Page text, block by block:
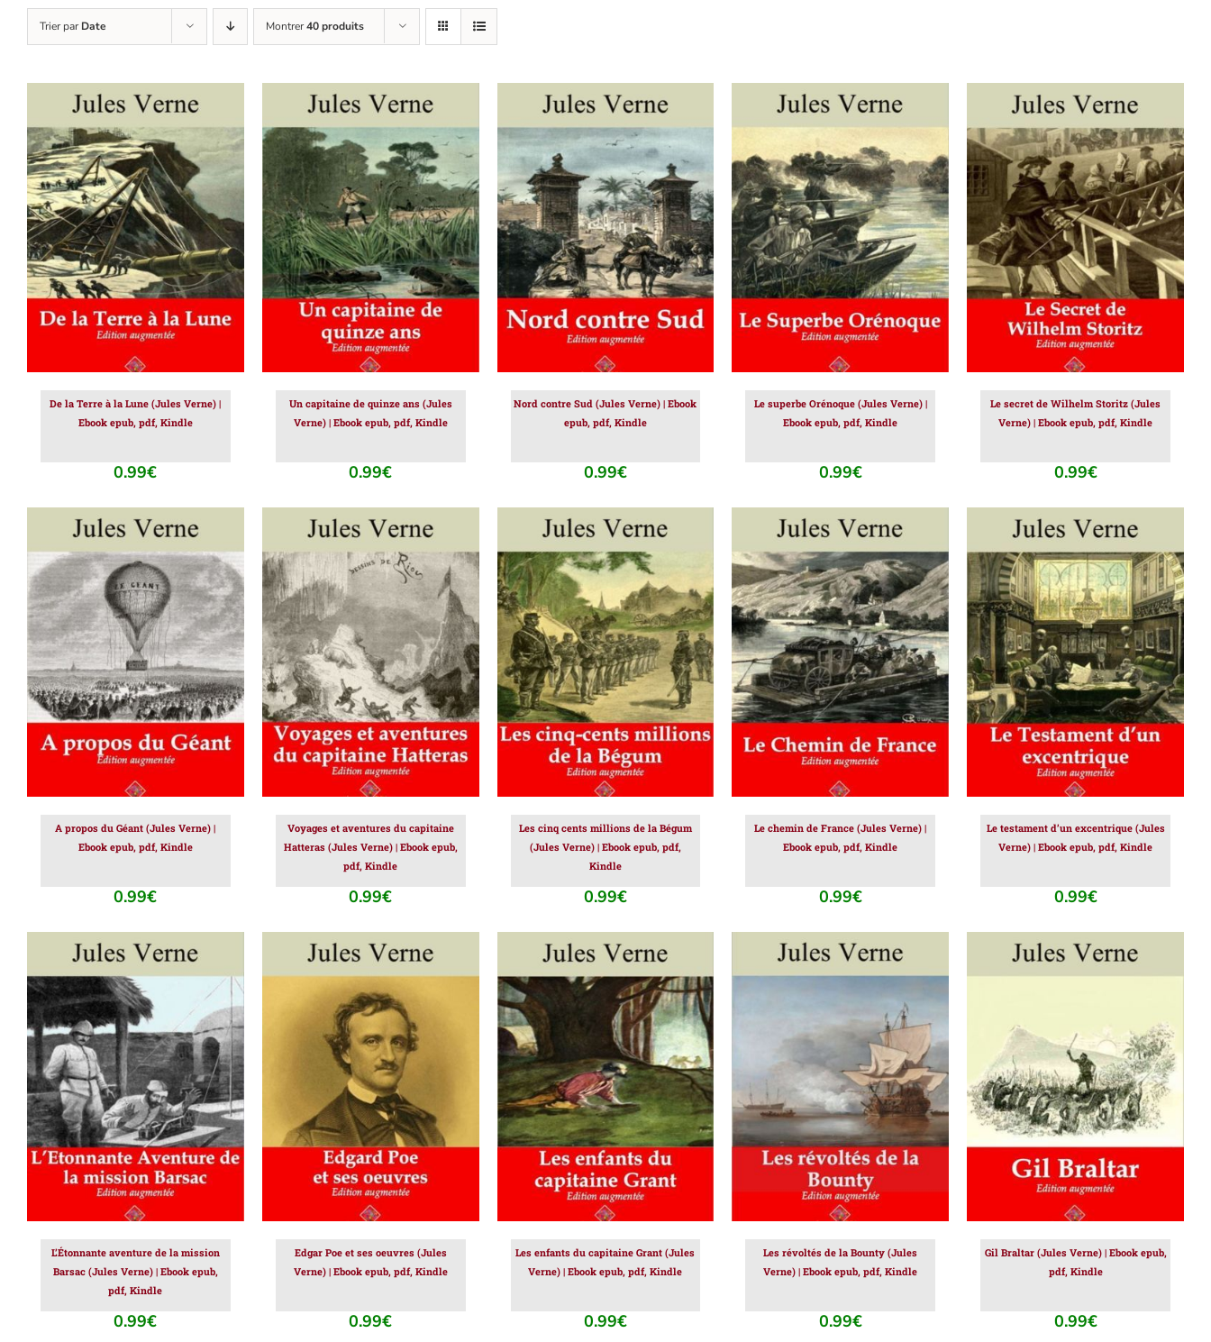
Trier parDate Montrer40 produits
AJOUTER AU PANIER
/
DÉTAILS
De la Terre à la Lune (Jules Verne) |
Ebook epub, pdf, Kindle
0.99€
AJOUTER AU PANIER
/
DÉTAILS
Un capitaine de quinze ans (Jules
Verne) | Ebook epub, pdf, Kindle
0.99€
AJOUTER AU PANIER
/
DÉTAILS
Nord contre Sud (Jules Verne) | Ebook
epub, pdf, Kindle
0.99€
AJOUTER AU PANIER
/
DÉTAILS
Le superbe Orénoque (Jules Verne) |
Ebook epub, pdf, Kindle
0.99€
AJOUTER AU PANIER
/
DÉTAILS
Le secret de Wilhelm Storitz (Jules
Verne) | Ebook epub, pdf, Kindle
0.99€
AJOUTER AU PANIER
/
DÉTAILS
A propos du Géant (Jules Verne) |
Ebook epub, pdf, Kindle
0.99€
AJOUTER AU PANIER
/
DÉTAILS
Voyages et aventures du capitaine
Hatteras (Jules Verne) | Ebook epub,
pdf, Kindle
0.99€
AJOUTER AU PANIER
/
DÉTAILS
Les cinq cents millions de la Bégum
(Jules Verne) | Ebook epub, pdf,
Kindle
0.99€
AJOUTER AU PANIER
/
DÉTAILS
Le chemin de France (Jules Verne) |
Ebook epub, pdf, Kindle
0.99€
AJOUTER AU PANIER
/
DÉTAILS
Le testament d’un excentrique (Jules
Verne) | Ebook epub, pdf, Kindle
0.99€
AJOUTER AU PANIER
DÉTAILS
L’Étonnante aventure de la mission
Barsac (Jules Verne) | Ebook epub,
pdf, Kindle
0.99€
AJOUTER AU PANIER
DÉTAILS
Edgar Poe et ses oeuvres (Jules
Verne) | Ebook epub, pdf, Kindle
0.99€
AJOUTER AU PANIER
/
DÉTAILS
Les enfants du capitaine Grant (Jules
Verne) | Ebook epub, pdf, Kindle
0.99€
AJOUTER AU PANIER
/
DÉTAILS
Les révoltés de la Bounty (Jules
Verne) | Ebook epub, pdf, Kindle
0.99€
AJOUTER AU PANIER
/
DÉTAILS
Gil Braltar (Jules Verne) | Ebook epub,
pdf, Kindle
0.99€